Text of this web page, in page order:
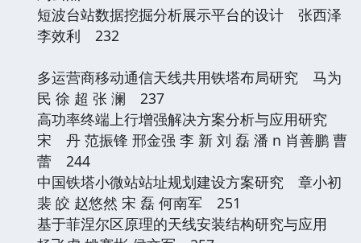
短波台站数据挖掘分析展示平台的设计 张西泽
李效利 232
多运营商移动通信天线共用铁塔布局研究 马为
民 徐 超 张 澜 237
高功率终端上行增强解决方案分析与应用研究
宋 丹 范振锋 邢金强 李 新 刘 磊 潘 n 肖善鹏 曹
蕾 244
中国铁塔小微站站址规划建设方案研究 章小初
裴 皎 赵悠然 宋 磊 何南军 251
基于菲涅尔区原理的天线安装结构研究与应用